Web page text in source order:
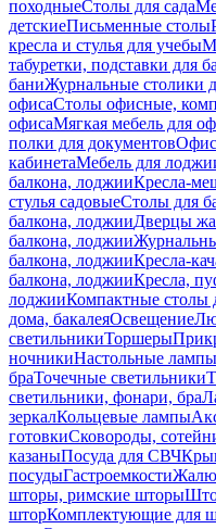
походныеСтолы для сада
детскиеПисьменные столы
кресла и стулья для учебы
табуретки, подставки для
баниЖурнальные столики
офисаСтолы офисные,
офисаМягкая мебель для
полки для документов
кабинетаМебель для
балкона, лоджииКресла-
стулья садовыеСтолы для
балкона, лоджииДверцы
балкона, лоджии
балкона, лоджииКресла-
балкона, лоджииКресла,
лоджииКомпактные столы
дома, бакалеяОсвещение
светильникиТоршеры
ночникиНастольные лампы
браТочечные светильники
светильники, фонари, бра
зеркалКольцевые лампы
готовкиСковороды,
казаныПосуда для СВЧ
посудыГастроемкости
шторы, римские шторы
шторКомплектующие для